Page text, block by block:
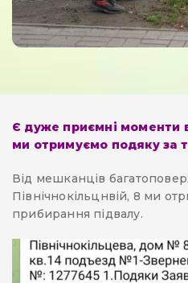
Є дуже приємні моменти
ми отримуємо подяку за
Від мешканців
Північнокільцнвій, 8 ми
прибирання підвалу.